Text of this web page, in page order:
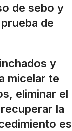
de sebo y
de
y
micelar te
eliminar el
la
es